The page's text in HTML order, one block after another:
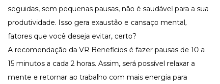
seguidas, sem pequenas pausas, não é saudável para a sua
produtividade. Isso gera exaustão e cansaço mental,
fatores que você deseja evitar, certo?
A recomendação da VR Benefícios é fazer pausas de 10 a
15 minutos a cada 2 horas. Assim, será possível relaxar a
mente e retornar ao trabalho com mais energia para